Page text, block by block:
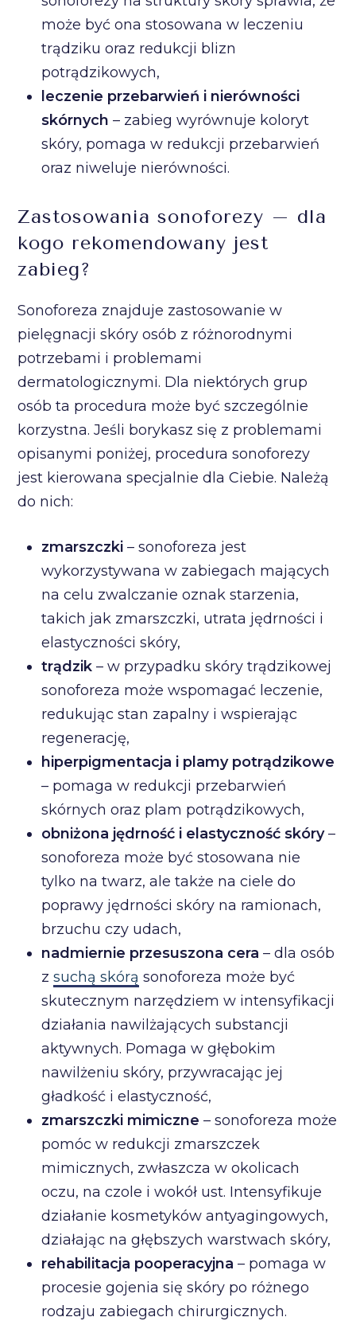
może być ona stosowana w leczeniu
trądziku oraz redukcji blizn
potrądzikowych,
leczenie przebarwień i nierówności
skórnych– zabieg wyrównuje koloryt
skóry, pomaga w redukcji przebarwień
oraz niweluje nierówności.
Zastosowania sonoforezy – dla
kogo rekomendowany jest
zabieg?
Sonoforeza znajduje zastosowanie w
pielęgnacji skóry osób z różnorodnymi
potrzebami i problemami
dermatologicznymi. Dla niektórych grup
osób ta procedura może być szczególnie
korzystna. Jeśli borykasz się z problemami
opisanymi poniżej, procedura sonoforezy
jest kierowana specjalnie dla Ciebie. Należą
do nich:
zmarszczki– sonoforeza jest
wykorzystywana w zabiegach mających
na celu zwalczanie oznak starzenia,
takich jak zmarszczki, utrata jędrności i
elastyczności skóry,
trądzik – w przypadku skóry trądzikowej
sonoforeza może wspomagać leczenie,
redukując stan zapalny i wspierając
regenerację,
hiperpigmentacja i plamy potrądzikowe
– pomaga w redukcji przebarwień
skórnych oraz plam potrądzikowych,
obniżona jędrność i elastyczność skóry–
sonoforeza może być stosowana nie
tylko na twarz, ale także na ciele do
poprawy jędrności skóry na ramionach,
brzuchu czy udach,
nadmiernie przesuszona cera– dla osób
zsuchą skórą sonoforeza może być
skutecznym narzędziem w intensyfikacji
działania nawilżających substancji
aktywnych. Pomaga w głębokim
nawilżeniu skóry, przywracając jej
gładkość i elastyczność,
zmarszczki mimiczne – sonoforeza może
pomóc w redukcji zmarszczek
mimicznych, zwłaszcza w okolicach
oczu, na czole i wokół ust. Intensyfikuje
działanie kosmetyków antyagingowych,
działając na głębszych warstwach skóry,
rehabilitacja pooperacyjna– pomaga w
procesie gojenia się skóry po różnego
rodzaju zabiegach chirurgicznych.